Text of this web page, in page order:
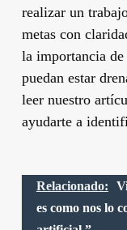
realizar un
metas con
la importancia
puedan estar
leer nuestro
ayudarte a
Relacionado:
es como nos lo